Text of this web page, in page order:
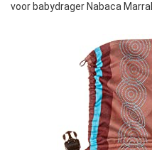
voor babydrager Nabaca